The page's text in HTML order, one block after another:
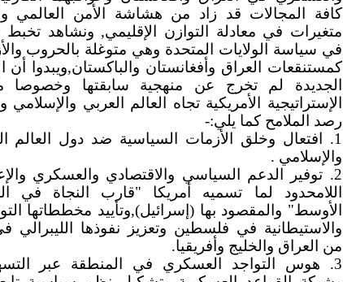
كافة المجالات قد زاد من هشاشة الأمن العالمي
متغيرات في معادلة التوازن الإقليمي, ونشاهد
في سياسة الولايات المتحدة وهي متوغلة بالحروب
كمستنقعات العراق وأفغانستان والباكستان,ويبدوا أن
الجديدة لم تخرج عن منهجية سابقتها وخصوصا
الإستراتيجية الأمريكية تجاه العالم العربي والإسلامي
رصد الملامح كما يلي:-
1.
افتعال وخلق الأزمات السياسية ضد دول العالم
والإسلامي .
2.
توفير الدعم السياسي والاقتصادي والعسكري
اللامحدود لما تسميه أمريكا "قارب النجاة في
الأوسط" والمقصود بها (إسرائيل),وتأييد مخططاتها
والاستيطانية في فلسطين وتعزيز نفوذها الليبرالي
من العراق والخليج وأفريقيا.
3.
هوس التواجد العسكري في المنطقة عبر